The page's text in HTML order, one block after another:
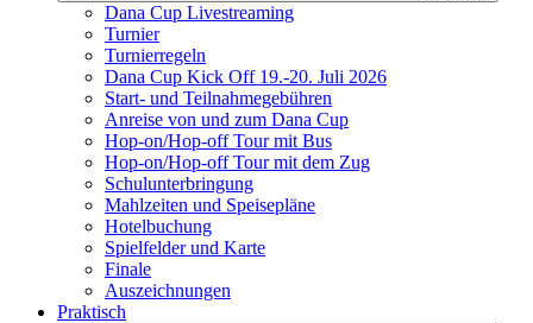
Dana Cup Livestreaming
Turnier
Turnierregeln
Dana Cup Kick Off 19.-20. Juli 2026
Start- und Teilnahmegebühren
Anreise von und zum Dana Cup
Hop-on/Hop-off Tour mit Bus
Hop-on/Hop-off Tour mit dem Zug
Schulunterbringung
Mahlzeiten und Speisepläne
Hotelbuchung
Spielfelder und Karte
Finale
Auszeichnungen
Praktisch